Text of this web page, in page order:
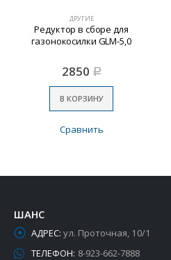
ДРУГИЕ
Редуктор в сборе для
газонокосилки GLM-5,0
2850 Р
В КОРЗИНУ
Сравнить
ШАНС
АДРЕС: ул. Проточная, 10/1
ТЕЛЕФОН: 8-923-662-7888